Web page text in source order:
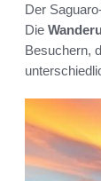
Der
Die
Besuchern,